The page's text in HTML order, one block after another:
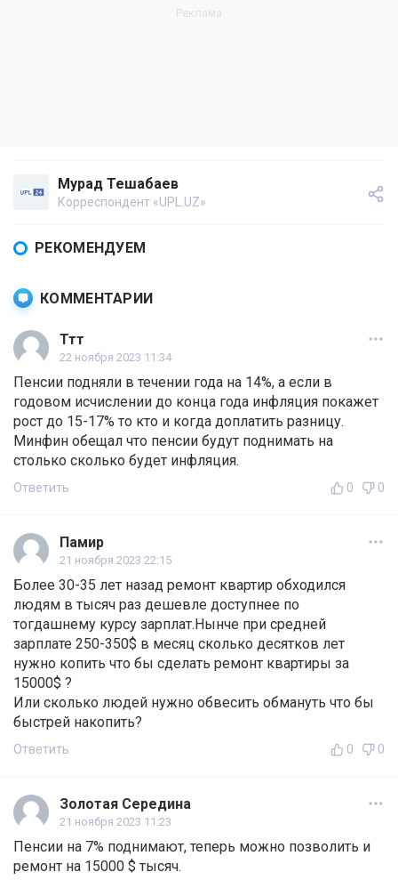
Мурад Тешабаев
Корреспондент «UPL.UZ»
РЕКОМЕНДУЕМ
КОММЕНТАРИИ
Ттт
22 ноября 2023 11:34
Пенсии подняли в течении года на 14%, а если в
годовом исчислении до конца года инфляция покажет
рост до 15-17% то кто и когда доплатить разницу.
Минфин обещал что пенсии будут поднимать на
столько сколько будет инфляция.
Ответить 0 0
Памир
21 ноября 2023 22:15
Более 30-35 лет назад ремонт квартир обходился
людям в тысяч раз дешевле доступнее по
тогдашнему курсу зарплат.Нынче при средней
зарплате 250-350$ в месяц сколько десятков лет
нужно копить что бы сделать ремонт квартиры за
15000$ ?
Или сколько людей нужно обвесить обмануть что бы
быстрей накопить?
Ответить 0 0
Золотая Середина
21 ноября 2023 11:23
Пенсии на 7% поднимают, теперь можно позволить и
ремонт на 15000 $ тысяч.